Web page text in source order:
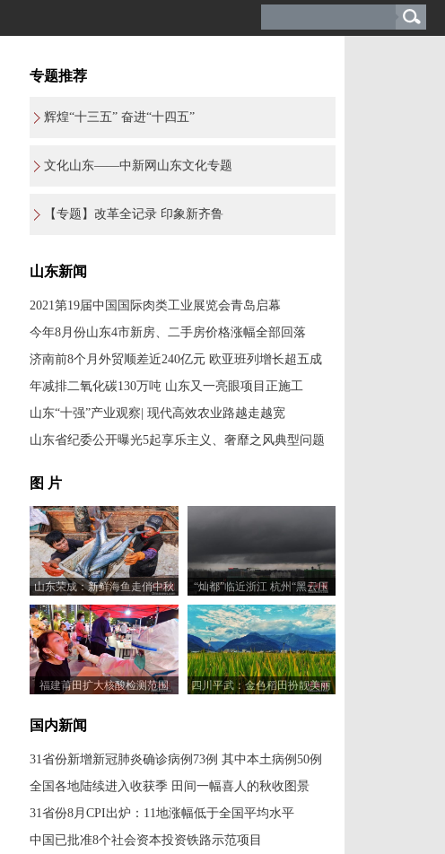
专题推荐
辉煌“十三五” 奋进“十四五”
文化山东——中新网山东文化专题
【专题】改革全记录 印象新齐鲁
山东新闻
2021第19届中国国际肉类工业展览会青岛启幕
今年8月份山东4市新房、二手房价格涨幅全部回落
济南前8个月外贸顺差近240亿元 欧亚班列增长超五成
年减排二氧化碳130万吨 山东又一亮眼项目正施工
山东“十强”产业观察| 现代高效农业路越走越宽
山东省纪委公开曝光5起享乐主义、奢靡之风典型问题
图 片
山东荣成：新鲜海鱼走俏中秋
市场
“灿都”临近浙江 杭州“黑云压
城”
福建莆田扩大核酸检测范围
四川平武：金色稻田扮靓美丽
国内新闻
31省份新增新冠肺炎确诊病例73例 其中本土病例50例
全国各地陆续进入收获季 田间一幅喜人的秋收图景
31省份8月CPI出炉：11地涨幅低于全国平均水平
中国已批准8个社会资本投资铁路示范项目